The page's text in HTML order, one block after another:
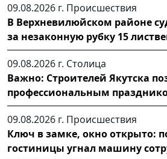
09.08.2026 г. Происшествия
В Верхневилюйском районе
за незаконную рубку 15
09.08.2026 г. Столица
Важно: Строителей Якутска
профессиональным
09.08.2026 г. Происшествия
Ключ в замке, окно открыто:
гостиницы угнал машину